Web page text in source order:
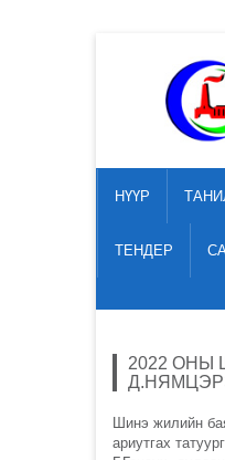
НҮҮР
ТЕНДЕР
2022 ОНЫ
Шинэ жилийн
ариутгах